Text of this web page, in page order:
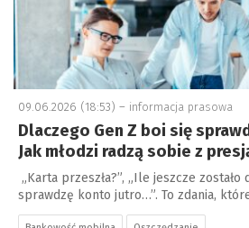
09.06.2026 (18:53) – informacja prasowa
Dlaczego Gen Z boi się
Jak młodzi radzą sobie z
„Karta przeszła?”, „Ile jeszcze zostało
sprawdzę konto jutro…”. To zdania,